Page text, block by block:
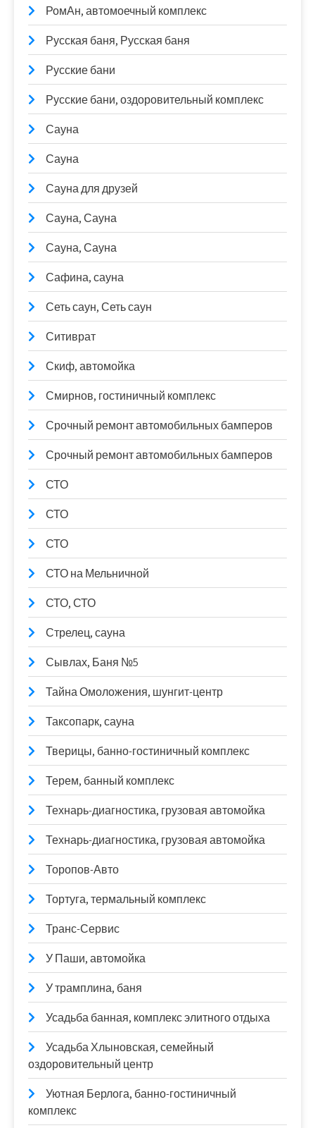
РомАн, автомоечный комплекс
Русская баня, Русская баня
Русские бани
Русские бани, оздоровительный комплекс
Сауна
Сауна
Сауна для друзей
Сауна, Сауна
Сауна, Сауна
Сафина, сауна
Сеть саун, Сеть саун
Ситиврат
Скиф, автомойка
Смирнов, гостиничный комплекс
Срочный ремонт автомобильных бамперов
Срочный ремонт автомобильных бамперов
СТО
СТО
СТО
СТО на Мельничной
СТО, СТО
Стрелец, сауна
Сывлах, Баня №5
Тайна Омоложения, шунгит-центр
Таксопарк, сауна
Тверицы, банно-гостиничный комплекс
Терем, банный комплекс
Технарь-диагностика, грузовая автомойка
Технарь-диагностика, грузовая автомойка
Торопов-Авто
Тортуга, термальный комплекс
Транс-Сервис
У Паши, автомойка
У трамплина, баня
Усадьба банная, комплекс элитного отдыха
Усадьба Хлыновская, семейный
оздоровительный центр
Уютная Берлога, банно-гостиничный
комплекс